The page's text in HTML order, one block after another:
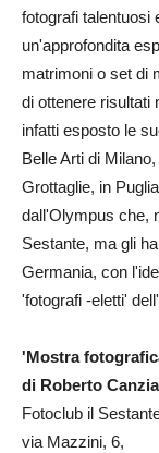
fotografi talentuosi
un'approfondita
matrimoni o set di
di ottenere risultati
infatti esposto le
Belle Arti di
Grottaglie, in
dall'Olympus che,
Sestante, ma gli
Germania, con
'fotografi -eletti'
'Mostra
di Roberto
Fotoclub il
via Mazzini, 6,